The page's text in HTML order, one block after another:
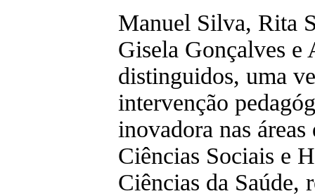
Manuel Silva, Rita
Gisela Gonçalves e
distinguidos, uma
intervenção
inovadora nas
Ciências Sociais e
Ciências da Saúde,